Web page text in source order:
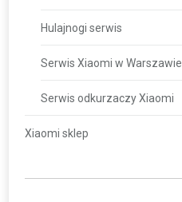
Hulajnogi serwis
Serwis Xiaomi w Warszawie
Serwis odkurzaczy Xiaomi
Xiaomi sklep